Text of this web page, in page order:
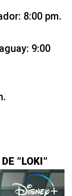
8:00 pm.
9:00
“LOKI”